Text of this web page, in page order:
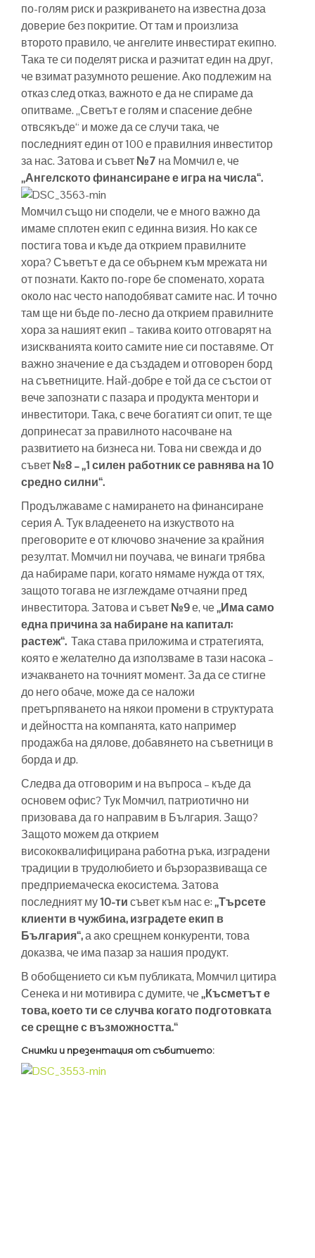
по-голям риск и разкриването на известна доза
доверие без покритие. От там и произлиза
второто правило, че ангелите инвестират екипно.
Така те си поделят риска и разчитат един на друг,
че взимат разумното решение. Ако подлежим на
отказ след отказ, важното е да не спираме да
опитваме. „Светът е голям и спасение дебне
отвсякъде“ и може да се случи така, че
последният един от 100 е правилния инвеститор
за нас. Затова и съвет№7 на Момчил е, че
„Ангелското финансиране е игра на числа“.
Момчил също ни сподели, че е много важно да
имаме сплотен екип с единна визия. Но как се
постига това и къде да открием правилните
хора? Съветът е да се обърнем към мрежата ни
от познати. Както по-горе бе споменато, хората
около нас често наподобяват самите нас. И точно
там ще ни бъде по-лесно да открием правилните
хора за нашият екип – такива които отговарят на
изискванията които самите ние си поставяме. От
важно значение е да създадем и отговорен борд
на съветниците. Най-добре е той да се състои от
вече запознати с пазара и продукта ментори и
инвеститори. Така, с вече богатият си опит, те ще
допринесат за правилното насочване на
развитието на бизнеса ни. Това ни свежда и до
съвет№8 – „1 силен работник се равнява на 10
средно силни“.
Продължаваме с намирането на финансиране
серия А. Тук владеенето на изкуството на
преговорите е от ключово значение за крайния
резултат. Момчил ни поучава, че винаги трябва
да набираме пари, когато нямаме нужда от тях,
защото тогава не изглеждаме отчаяни пред
инвеститора. Затова и съвет№9е, че„Има само
една причина за набиране на капитал:
растеж“. Така става приложима и стратегията,
която е желателно да използваме в тази насока –
изчакването на точният момент. За да се стигне
до него обаче, може да се наложи
претърпяването на някои промени в структурата
и дейността на компанята, като например
продажба на дялове, добавянето на съветници в
борда и др.
Следва да отговорим и на въпроса – къде да
основем офис? Тук Момчил, патриотично ни
призовава да го направим в България. Защо?
Защото можем да открием
висококвалифицирана работна ръка, изградени
традиции в трудолюбието и бързоразвиваща се
предприемаческа екосистема. Затова
последният му10-тисъвет към нас е:„Търсете
клиенти в чужбина, изградете екип в
България“,а ако срещнем конкуренти, това
доказва, че има пазар за нашия продукт.
В обобщението си към публиката, Момчил цитира
Сенека и ни мотивира с думите, че„Късметът е
това, което ти се случва когато подготовката
се срещне с възможността.“
Снимки и презентация от събитието: